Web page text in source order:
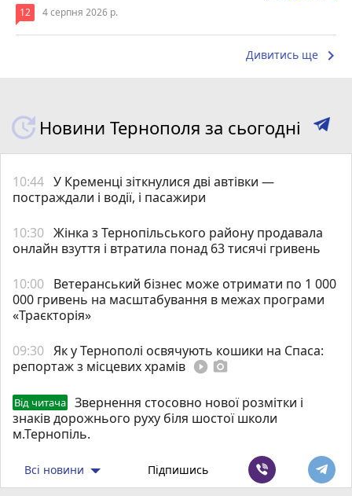
12 4 серпня 2026 р.
Дивитись ще keyboard_arrow_right
Новини Тернополя за сьогодні
10:44 У Кременці зіткнулися дві автівки —
постраждали і водії, і пасажири
10:30 Жінка з Тернопільського району продавала
онлайн взуття і втратила понад 63 тисячі гривень
10:00 Ветеранський бізнес може отримати по 1 000
000 гривень на масштабування в межах програми
«Траєкторія»
09:30 Як у Тернополі освячують кошики на Спаса:
репортаж з місцевих храмів play_circle_filled photo_camera
Від читача
Звернення стосовно нової розмітки і
знаків дорожнього руху біля шостої школи
м.Тернопіль.
Всі новини Підпишись